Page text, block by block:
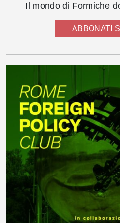
Il mondo di Formiche
ABBONATI